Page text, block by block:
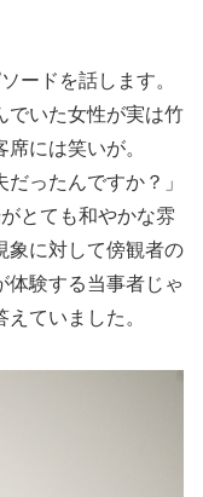
ードを話します。
でいた女性が実は竹
には笑いが。
ったんですか？」
とても和やかな雰
象に対して傍観者の
体験する当事者じゃ
ていました。